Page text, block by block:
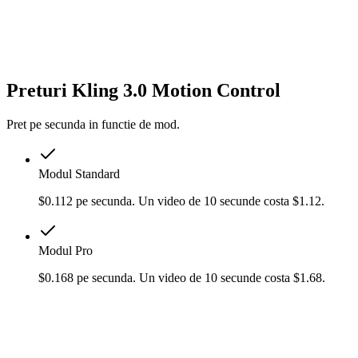
Preturi Kling 3.0 Motion Control
Pret pe secunda in functie de mod.
Modul Standard
$0.112 pe secunda. Un video de 10 secunde costa $1.12.
Modul Pro
$0.168 pe secunda. Un video de 10 secunde costa $1.68.